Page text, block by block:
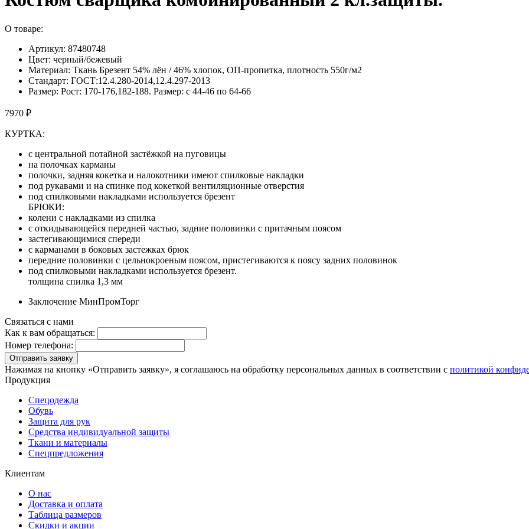
О товаре:
Артикул: 87480748
Цвет: черный/бежевый
Материал: Ткань Брезент 54% лён / 46% хлопок, ОП-пропитка, плотность 550г/м2
Стандарт: ГОСТ:12.4.280-2014,12.4.297-2013
Размер: Рост: 170-176,182-188. Размер: с 44-46 по 64-66
7970 ₽
КУРТКА:
с центральной потайной застёжкой на пуговицы
на полочках карманы
полочки, задняя кокетка и налокотники имеют спилковые накладки
под рукавами и на спинке под кокеткой вентиляционные отверстия
под спилковыми накладками используется брезент
БРЮКИ:
колени с накладками из спилка
с откидывающейся передней частью, задние половинки с притачным поясом
застегивающимися спереди
с карманами в боковых застежках брюк
передние половинки с цельнокроеным поясом, пристегиваются к поясу задних половинок
под спилковыми накладками используется брезент.
толщина спилка 1,3 мм
Заключение МинПромТорг
Связаться с нами
Как к вам обращаться:
Номер телефона:
Отправить заявку
Нажимая на кнопку «Отправить заявку», я соглашаюсь на обработку персональных данных в соответствии с политикой
Продукция
Спецодежда
Обувь
Защита для рук
Средства индивидуальной защиты
Ткани и материалы
Спецпредложения
Клиентам
О нас
Доставка и оплата
Таблица размеров
Скидки и акции